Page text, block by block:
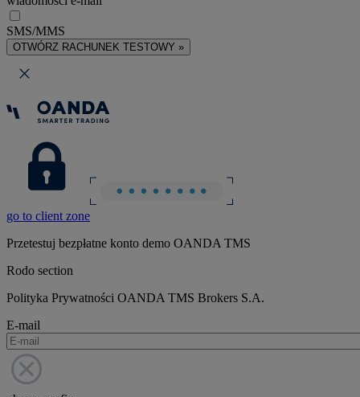
SMS/MMS
OTWÓRZ RACHUNEK TESTOWY »
go to client zone
Przetestuj bezpłatne konto demo OANDA TMS
Rodo section
Polityka Prywatności OANDA TMS Brokers S.A.
E-mail